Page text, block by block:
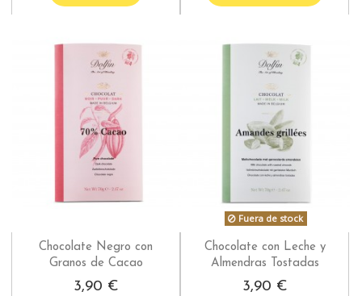
Chocolate Negro con
Granos de Cacao
3,90 €
Fuera de stock
Chocolate con Leche y
Almendras Tostadas
3,90 €